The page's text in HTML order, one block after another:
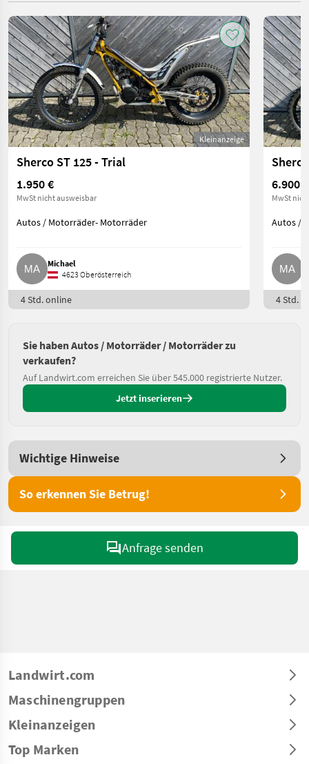
Kleinanzeige
Sherco ST 125 - Trial
1.950 €
MwSt nicht ausweisbar
Autos / Motorräder- Motorräder
Michael
4623 Oberösterreich
4 Std. online
6.900 €
MwSt
Autos /
4 Std.
Sie haben Autos / Motorräder / Motorräder zu
verkaufen?
Auf Landwirt.com erreichen Sie über 545.000 registrierte Nutzer.
Jetzt inserieren
Wichtige Hinweise
So erkennen Sie Betrug!
Anfrage senden
Landwirt.com
Maschinengruppen
Kleinanzeigen
Top Marken